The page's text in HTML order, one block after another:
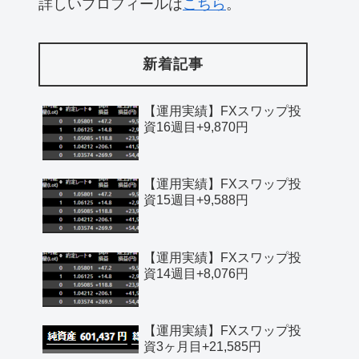
詳しいプロフィールはこちら 。
新着記事
【運用実績】FXスワップ投
資16週目+9,870円
【運用実績】FXスワップ投
資15週目+9,588円
【運用実績】FXスワップ投
資14週目+8,076円
【運用実績】FXスワップ投
資3ヶ月目+21,585円